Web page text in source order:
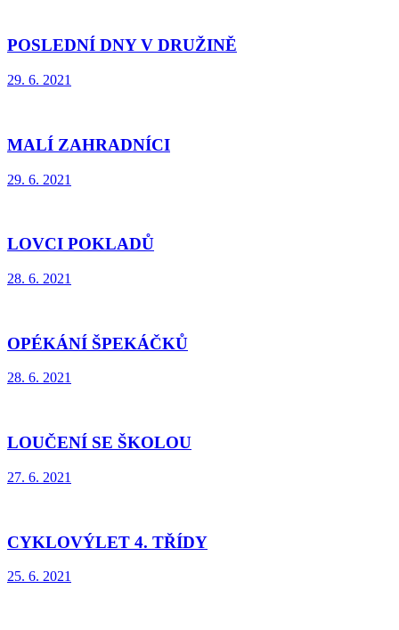
POSLEDNÍ DNY V DRUŽINĚ
29. 6. 2021
MALÍ ZAHRADNÍCI
29. 6. 2021
LOVCI POKLADŮ
28. 6. 2021
OPÉKÁNÍ ŠPEKÁČKŮ
28. 6. 2021
LOUČENÍ SE ŠKOLOU
27. 6. 2021
CYKLOVÝLET 4. TŘÍDY
25. 6. 2021